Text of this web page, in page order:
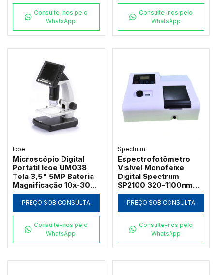
Consulte-nos pelo
WhatsApp
Consulte-nos pelo
WhatsApp
Icoe
Microscópio Digital
Portátil Icoe UM038
Tela 3,5" 5MP Bateria
Magnificação 10x-300x
e Iluminação LED
PREÇO SOB CONSULTA
Consulte-nos pelo
WhatsApp
Spectrum
Espectrofotômetro
Visível Monofeixe
Digital Spectrum
SP2100 320-1100nm
com Suporte 4
Cubetas de 50mm e
Software PC
PREÇO SOB CONSULTA
Consulte-nos pelo
WhatsApp